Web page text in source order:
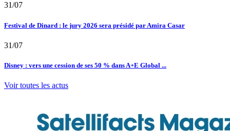
31/07
Festival de Dinard : le jury 2026 sera présidé par Amira Casar
31/07
Disney : vers une cession de ses 50 % dans A+E Global ...
Voir toutes les actus